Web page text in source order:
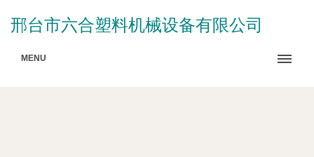
邢台市六合塑料机械设备有限公司
MENU